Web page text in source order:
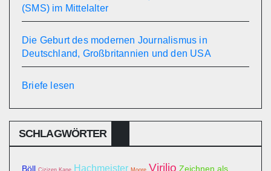
(SMS) im Mittelalter
Die Geburt des modernen Journalismus in
Deutschland, Großbritannien und den USA
Briefe lesen
SCHLAGWÖRTER
Böll Cizizen Kane Hachmeister Moore Virilio Zeichnen als